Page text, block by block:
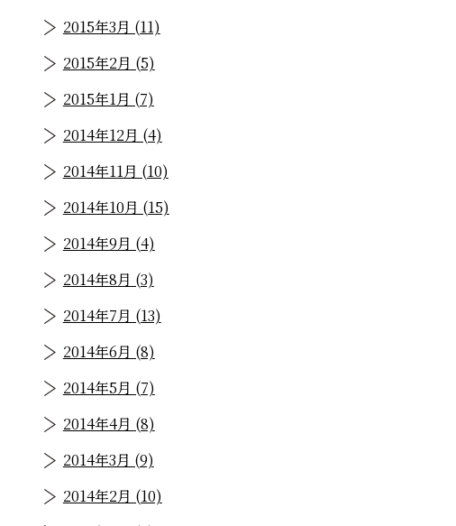
2015年3月 (11)
2015年2月 (5)
2015年1月 (7)
2014年12月 (4)
2014年11月 (10)
2014年10月 (15)
2014年9月 (4)
2014年8月 (3)
2014年7月 (13)
2014年6月 (8)
2014年5月 (7)
2014年4月 (8)
2014年3月 (9)
2014年2月 (10)